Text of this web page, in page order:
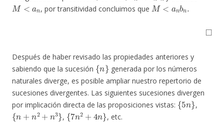
M<an
, por transitividad concluimos que
M<a nbn.
◻
Después de haber revisado las propiedades anteriores y
sabiendo que la sucesión
{n}
generada por los números
naturales diverge, es posible ampliar nuestro repertorio de
sucesiones divergentes. Las siguientes sucesiones divergen
por implicación directa de las proposiciones vistas:
{5n}
,
{n+n2+n3}
,
{7n2 +4 n}
, etc.